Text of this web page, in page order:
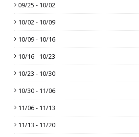
09/25 - 10/02
10/02 - 10/09
10/09 - 10/16
10/16 - 10/23
10/23 - 10/30
10/30 - 11/06
11/06 - 11/13
11/13 - 11/20